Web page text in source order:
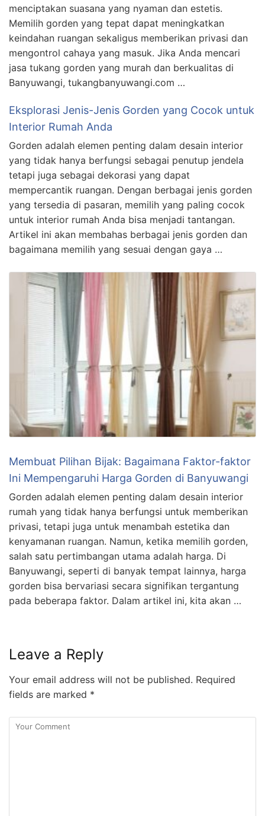
menciptakan suasana yang nyaman dan estetis.
Memilih gorden yang tepat dapat meningkatkan
keindahan ruangan sekaligus memberikan privasi dan
mengontrol cahaya yang masuk. Jika Anda mencari
jasa tukang gorden yang murah dan berkualitas di
Banyuwangi, tukangbanyuwangi.com …
Eksplorasi Jenis-Jenis Gorden yang Cocok untuk
Interior Rumah Anda
Gorden adalah elemen penting dalam desain interior
yang tidak hanya berfungsi sebagai penutup jendela
tetapi juga sebagai dekorasi yang dapat
mempercantik ruangan. Dengan berbagai jenis gorden
yang tersedia di pasaran, memilih yang paling cocok
untuk interior rumah Anda bisa menjadi tantangan.
Artikel ini akan membahas berbagai jenis gorden dan
bagaimana memilih yang sesuai dengan gaya …
Membuat Pilihan Bijak: Bagaimana Faktor-faktor
Ini Mempengaruhi Harga Gorden di Banyuwangi
Gorden adalah elemen penting dalam desain interior
rumah yang tidak hanya berfungsi untuk memberikan
privasi, tetapi juga untuk menambah estetika dan
kenyamanan ruangan. Namun, ketika memilih gorden,
salah satu pertimbangan utama adalah harga. Di
Banyuwangi, seperti di banyak tempat lainnya, harga
gorden bisa bervariasi secara signifikan tergantung
pada beberapa faktor. Dalam artikel ini, kita akan …
Leave a Reply
Your email address will not be published. Required
fields are marked *